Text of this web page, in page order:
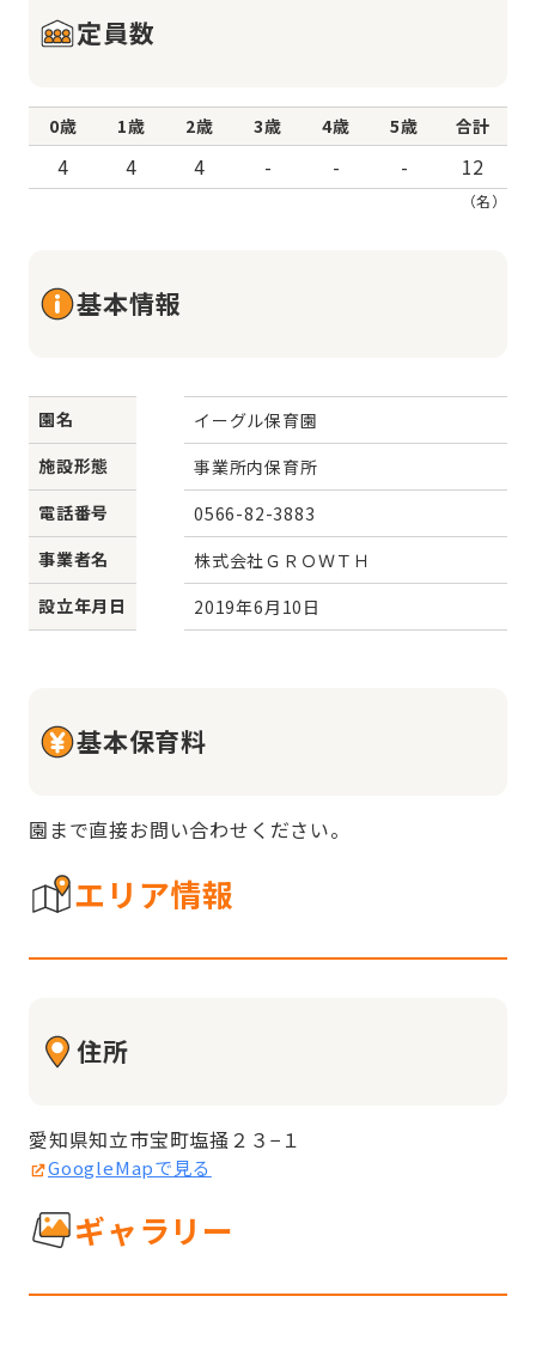
定員数
0歳 1歳 2歳 3歳 4歳 5歳 合計
4 4 4 - - - 12
（名）
基本情報
園名
イーグル保育園
施設形態
事業所内保育所
電話番号
0566-82-3883
事業者名
株式会社ＧＲＯＷＴＨ
設立年月日
2019年6月10日
基本保育料
園まで直接お問い合わせください。
エリア情報
住所
愛知県知立市宝町塩掻２３−１
GoogleMapで見る
ギャラリー